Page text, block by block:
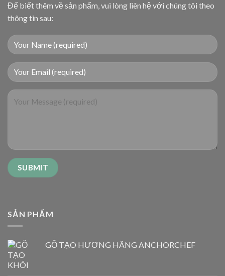
Để biết thêm về sản phẩm, vui lòng liên hệ với chúng tôi theo
thông tin sau:
SẢN PHẨM
GỖ TẠO HƯƠNG HÃNG ANCHORCHEF